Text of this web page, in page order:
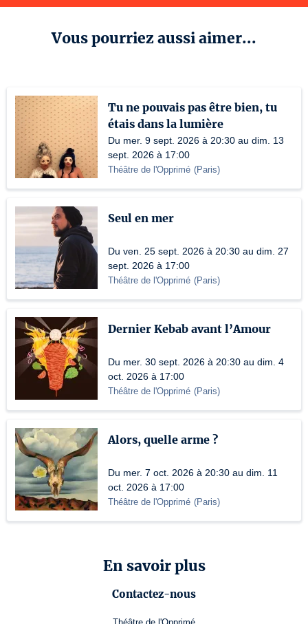
Vous pourriez aussi aimer...
Tu ne pouvais pas être bien, tu
étais dans la lumière
Du mer. 9 sept. 2026 à 20:30 au dim. 13
sept. 2026 à 17:00
Théâtre de l'Opprimé (Paris)
Seul en mer
Du ven. 25 sept. 2026 à 20:30 au dim. 27
sept. 2026 à 17:00
Théâtre de l'Opprimé (Paris)
Dernier Kebab avant l’Amour
Du mer. 30 sept. 2026 à 20:30 au dim. 4
oct. 2026 à 17:00
Théâtre de l'Opprimé (Paris)
Alors, quelle arme ?
Du mer. 7 oct. 2026 à 20:30 au dim. 11
oct. 2026 à 17:00
Théâtre de l'Opprimé (Paris)
En savoir plus
Contactez-nous